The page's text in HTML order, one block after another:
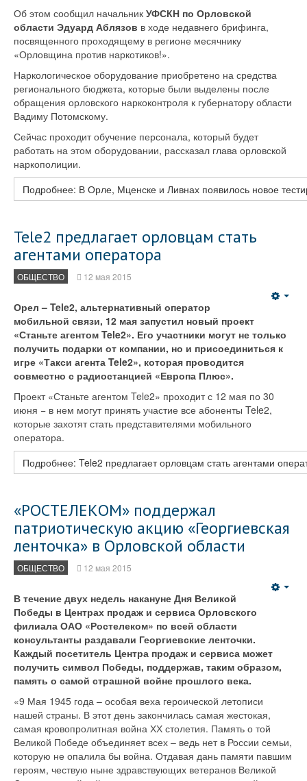
Об этом сообщил начальник УФСКН по Орловской
области Эдуард Аблязов в ходе недавнего брифинга,
посвященного проходящему в регионе месячнику
«Орловщина против наркотиков!».
Наркологическое оборудование приобретено на средства
регионального бюджета, которые были выделены после
обращения орловского наркоконтроля к губернатору области
Вадиму Потомскому.
Сейчас проходит обучение персонала, который будет
работать на этом оборудовании, рассказал глава орловской
наркополиции.
Подробнее: В Орле, Мценске и Ливнах появилось новое
Tele2 предлагает орловцам стать
агентами оператора
ОБЩЕСТВО 12 мая 2015
Орел – Tele2, альтернативный оператор
мобильной связи, 12 мая запустил новый проект
«Станьте агентом Tele2». Его участники могут не только
получить подарки от компании, но и присоединиться к
игре «Такси агента Tele2», которая проводится
совместно с радиостанцией «Европа Плюс».
Проект «Станьте агентом Tele2» проходит с 12 мая по 30
июня − в нем могут принять участие все абоненты Tele2,
которые захотят стать представителями мобильного
оператора.
Подробнее: Tele2 предлагает орловцам стать агентами
«РОСТЕЛЕКОМ» поддержал
патриотическую акцию «Георгиевская
ленточка» в Орловской области
ОБЩЕСТВО 12 мая 2015
В течение двух недель накануне Дня Великой
Победы в Центрах продаж и сервиса Орловского
филиала ОАО «Ростелеком» по всей области
консультанты раздавали Георгиевские ленточки.
Каждый посетитель Центра продаж и сервиса может
получить символ Победы, поддержав, таким образом,
память о самой страшной войне прошлого века.
«9 Мая 1945 года – особая веха героической летописи
нашей страны. В этот день закончилась самая жестокая,
самая кровопролитная война ХХ столетия. Память о той
Великой Победе объединяет всех – ведь нет в России семьи,
которую не опалила бы война. Отдавая дань памяти павшим
героям, чествую ныне здравствующих ветеранов Великой